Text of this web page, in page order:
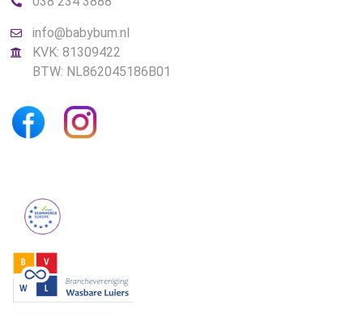
info@babybum.nl
KVK: 81309422
BTW: NL862045186B01